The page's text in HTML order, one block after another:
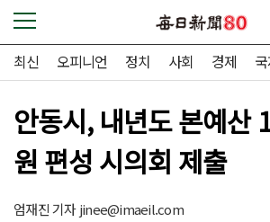
최신 오피니언 정치 사회 경제
안동시, 내년도 본예산
원 편성 시의회 제출
엄재진 기자jinee@imaeil.com